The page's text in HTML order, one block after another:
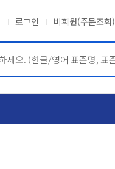
로그인 비회원(주문조회)